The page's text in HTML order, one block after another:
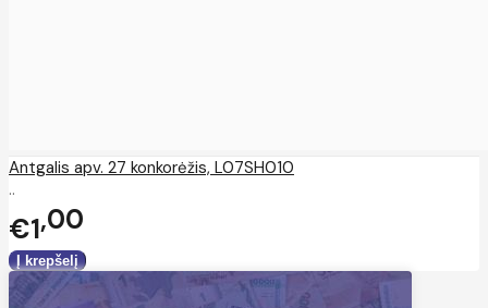
Antgalis apv. 27 konkorėžis, L07SH010
..
€1 00